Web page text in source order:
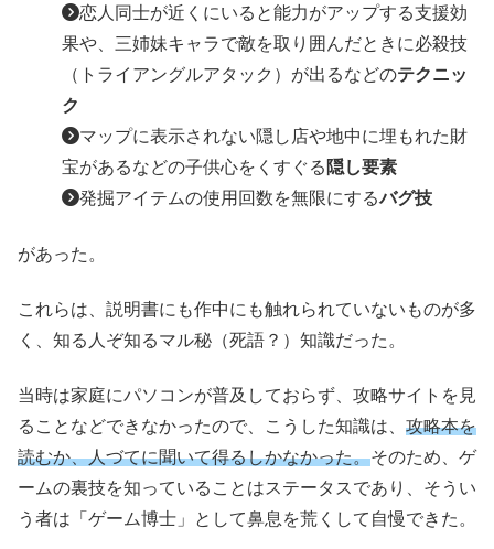
恋人同士が近くにいると能力がアップする支援効
果や、三姉妹キャラで敵を取り囲んだときに必殺技
（トライアングルアタック）が出るなどのテクニッ
ク
マップに表示されない隠し店や地中に埋もれた財
宝があるなどの子供心をくすぐる 隠し要素
発掘アイテムの使用回数を無限にするバグ技
があった。
これらは、説明書にも作中にも触れられていないものが多
く、知る人ぞ知るマル秘（死語？）知識だった。
当時は家庭にパソコンが普及しておらず、攻略サイトを見
ることなどできなかったので、こうした知識は、 攻略本を
読むか、人づてに聞いて得るしかなかった。そのため、ゲ
ームの裏技を知っていることはステータスであり、そうい
う者は「ゲーム博士」として鼻息を荒くして自慢できた。